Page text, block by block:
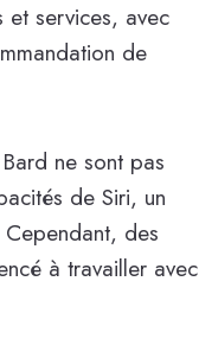
et services, avec
de
ne sont pas
de Siri, un
des
à travailler avec